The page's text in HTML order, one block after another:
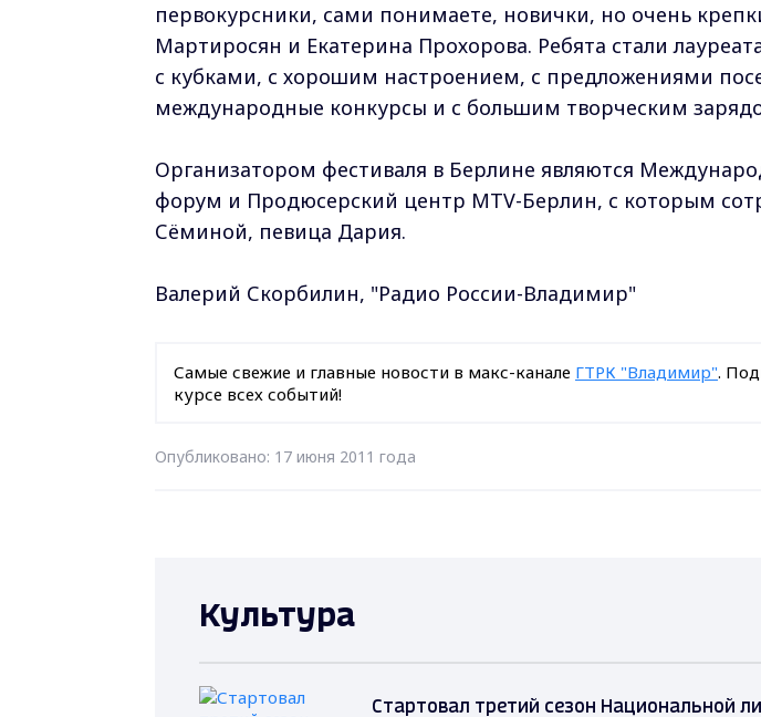
первокурсники, сами понимаете, новички, но очень
Мартиросян и Екатерина Прохорова. Ребята стали
с кубками, с хорошим настроением, с предложениями
международные конкурсы и с большим творческим
Организатором фестиваля в Берлине являются
форум и Продюсерский центр MTV-Берлин, с которым
Сёминой, певица Дария.
Валерий Скорбилин, "Радио России-Владимир"
Самые свежие и главные новости в макс-канале ГТРК "Владимир".
курсе всех событий!
Опубликовано: 17 июня 2011 года
Культура
Стартовал третий сезон Национальной